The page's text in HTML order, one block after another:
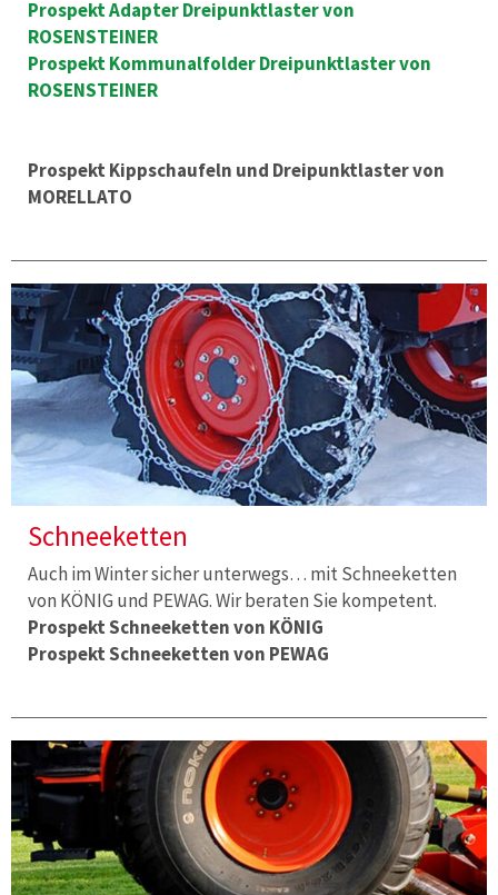
Prospekt Adapter Dreipunktlaster von
ROSENSTEINER
Prospekt Kommunalfolder Dreipunktlaster von
ROSENSTEINER
Prospekt Kippschaufeln und Dreipunktlaster von
MORELLATO
Schneeketten
Auch im Winter sicher unterwegs… mit Schneeketten
von KÖNIG und PEWAG. Wir beraten Sie kompetent.
Prospekt Schneeketten von KÖNIG
Prospekt Schneeketten von PEWAG